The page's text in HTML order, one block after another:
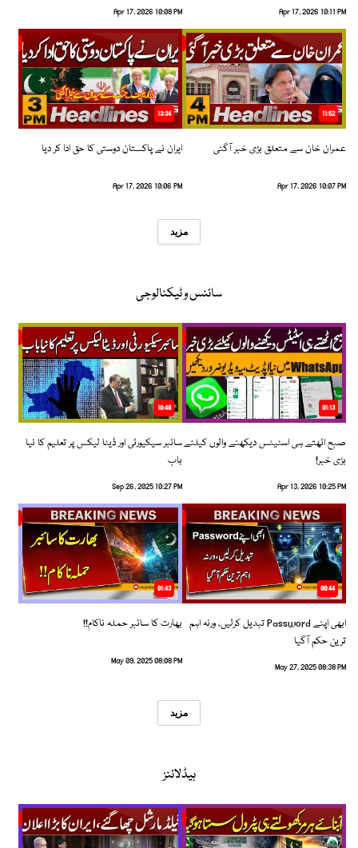
Apr 17, 2026 10:11 PM
Apr 17, 2026 10:08 PM
11:52
عمران خان سے متعلق بڑی خبر آگئی
Apr 17, 2026 10:07 PM
13:34
ایران نے پاکستان دوستی کا حق ادا کر دیا
Apr 17, 2026 10:06 PM
مزید
سائنس و ٹیکنالوجی
01:13
صبح اٹھتے ہی اسٹیٹس دیکھنے والوں کیلئے
بڑی خبر!
Apr 13, 2026 10:25 PM
10:48
سائبر سیکیورٹی اور ڈیٹا لیکس پر تعلیم کا نیا
باب
Sep 26, 2025 10:27 PM
00:44
ابھی اپنے Password تبدیل کرلیں، ورنہ اہم
ترین حکم آگیا
May 27, 2025 08:38 PM
01:43
بھارت کا سائبر حملہ ناکام!!
May 09, 2025 08:08 PM
مزید
ہیڈلائنز